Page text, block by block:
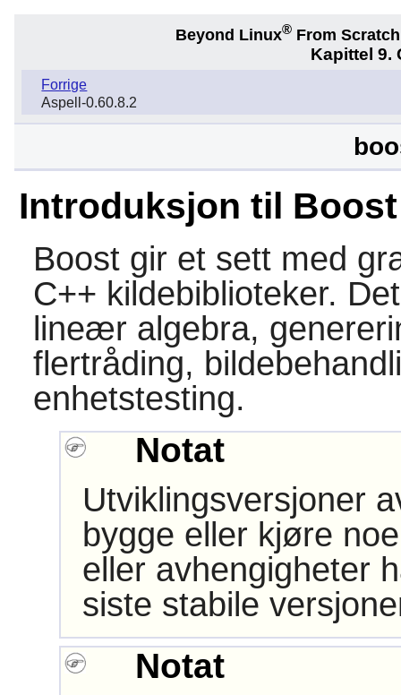
Beyond Linux® From
Kapittel 9.
Forrige
Aspell-0.60.8.2
Introduksjon til Boost
Boostgir et sett med
C++ kildebiblioteker.
lineær algebra,
flertråding,
enhetstesting.
Notat
Utviklingsversjoner
bygge eller kjøre
eller avhengigheter
siste stabile
Notat